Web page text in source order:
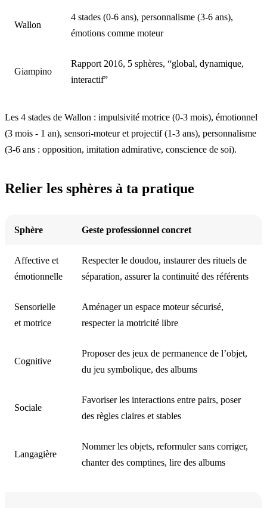
Wallon
4 stades (0-6 ans), personnalisme (3-6 ans),
émotions comme moteur
Giampino
Rapport 2016, 5 sphères, “global, dynamique,
interactif”
Les 4 stades de Wallon : impulsivité motrice (0-3 mois), émotionnel
(3 mois - 1 an), sensori-moteur et projectif (1-3 ans), personnalisme
(3-6 ans : opposition, imitation admirative, conscience de soi).
Relier les sphères à ta pratique
Sphère Geste professionnel concret
Affective et
émotionnelle
Respecter le doudou, instaurer des rituels de
séparation, assurer la continuité des référents
Sensorielle
et motrice
Aménager un espace moteur sécurisé,
respecter la motricité libre
Cognitive
Proposer des jeux de permanence de l’objet,
du jeu symbolique, des albums
Sociale
Favoriser les interactions entre pairs, poser
des règles claires et stables
Langagière
Nommer les objets, reformuler sans corriger,
chanter des comptines, lire des albums